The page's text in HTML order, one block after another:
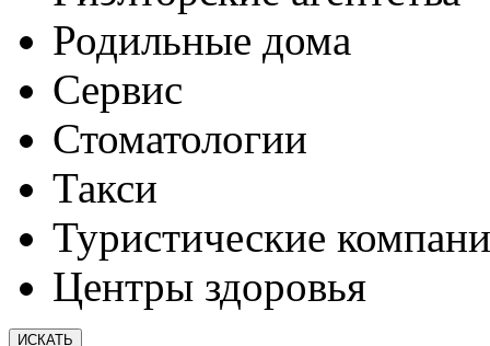
Родильные дома
Сервис
Стоматологии
Такси
Туристические
Центры здоровья